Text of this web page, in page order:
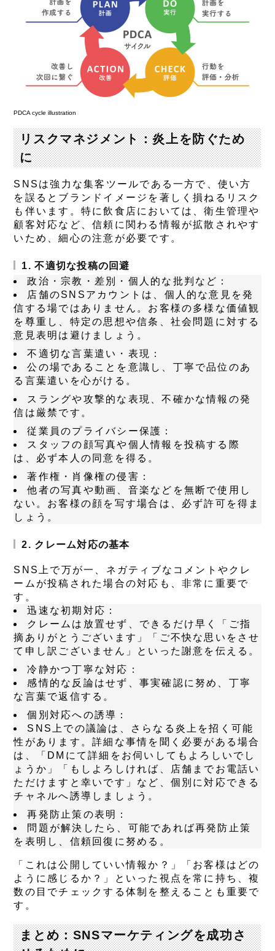
PDCA cycle illustration
リスクマネジメント：炎上を防ぐため
に
SNSは強力な集客ツールである一方で、使い方
を誤るとブランドイメージを著しく損ねるリスク
も伴います。特に飲食店においては、衛生管理や
顧客対応など、信頼に関わる情報が拡散されやす
いため、細心の注意が必要です。
1. 不適切な投稿の回避
政治・宗教・差別・個人的な批判など：
店舗のSNSアカウントは、個人的な意見を発
信する場ではありません。お客様の多様な価値観
を尊重し、特定の思想や信条、社会問題に対する
意見表明は避けましょう。
不適切な言葉遣い・表現：
公の場であることを意識し、丁寧で品位のあ
る言葉遣いを心がける。
スラングや攻撃的な表現、不確かな情報の発
信は厳禁です。
従業員のプライバシー保護：
スタッフの顔写真や個人情報を投稿する際
は、必ず本人の同意を得る。
著作権・肖像権の侵害：
他者の写真や動画、音楽などを無断で使用し
ない。お客様の顔を写す場合は、必ず許可を得ま
しょう。
2. クレーム対応の基本
SNS上で万が一、ネガティブなコメントやクレ
ームが投稿された場合の対応も、非常に重要で
す。
迅速な初期対応：
クレームは放置せず、できるだけ早く「ご指
摘ありがとうございます」「ご不快な思いをさせ
て申し訳ございません」といった謝意を伝える。
冷静かつ丁寧な対応：
感情的な反論はせず、事実確認に努め、丁寧
な言葉で返信する。
個別対応への誘導：
SNS上での議論は、さらなる炎上を招く可能
性があります。詳細な事情を聞く必要がある場合
は、「DMにて詳細をお伺いしてもよろしいでし
ょうか」「もしよろしければ、店舗までお電話い
ただけますと幸いです」など、個別に対応できる
チャネルへ誘導しましょう。
再発防止策の表明：
問題が解決したら、可能であれば再発防止策
を表明し、信頼回復に努める。
「これは公開していい情報か？」「お客様はどの
ように感じるか？」といった視点を常に持ち、複
数の目でチェックする体制を整えることも重要で
す。
まとめ：SNSマーケティングを成功さ